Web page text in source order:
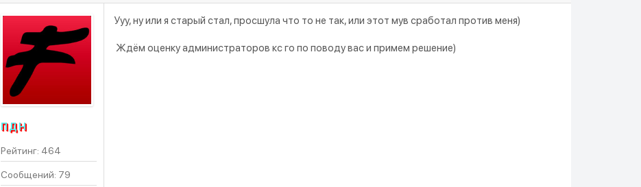
ПДН
Рейтинг: 464
Сообщений: 79
Ууу, ну или я старый стал, просшула что то не так, или этот мув сработал против меня)
Ждём оценку администраторов кс го по поводу вас и примем решение)